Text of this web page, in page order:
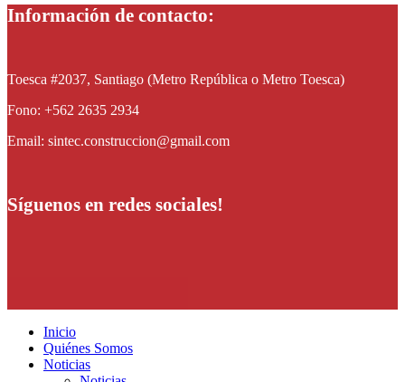
Información de contacto:
Toesca #2037, Santiago (Metro República o Metro Toesca)
Fono: +562 2635 2934
Email: sintec.construccion@gmail.com
Síguenos en redes sociales!
Inicio
Quiénes Somos
Noticias